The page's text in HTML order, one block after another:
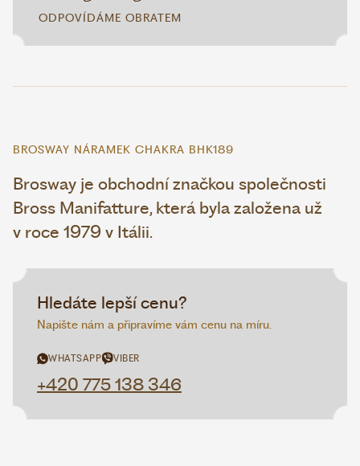
ODPOVÍDÁME OBRATEM
BROSWAY NÁRAMEK CHAKRA BHK189
Brosway je obchodní značkou společnosti
Bross Manifatture, která byla založena už
v roce 1979 v Itálii.
Hledáte lepší cenu?
Napište nám a připravíme vám cenu na míru.
WHATSAPP VIBER
+420 775 138 346